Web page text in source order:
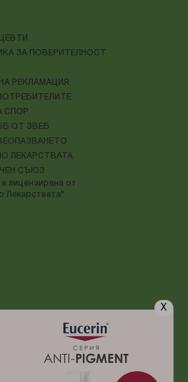
X
ЗА ПОВЕРИТЕЛНОСТ
РЕКЛАМАЦИЯ
СПОР
ОТ ЗВЕБ
ЛЕКАРСТВАТА
СЪЮЗ
лицензирана от
Лекарствата"